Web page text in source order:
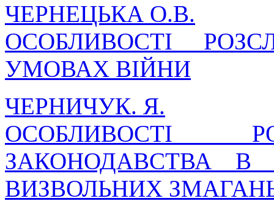
ЧЕРНЕЦЬКА О.В.
ОСОБЛИВОСТІ
УМОВАХ ВІЙНИ
ЧЕРНИЧУК. Я.
ОСОБЛИВОСТІ
ЗАКОНОДАВСТВА В
ВИЗВОЛЬНИХ ЗМАГАНЬ